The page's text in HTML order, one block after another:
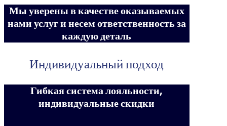
Мы уверены в качестве оказываемых
нами услуг и несем ответственность за
каждую деталь
Индивидуальный подход
Гибкая система лояльности,
индивидуальные скидки